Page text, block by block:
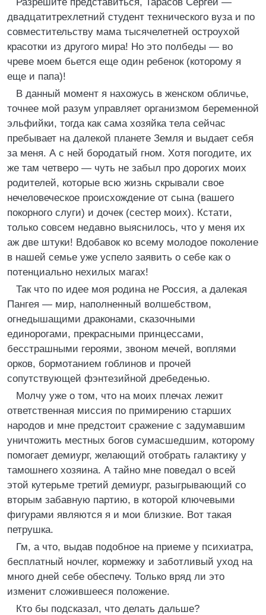
двадцатитрехлетний студент технического вуза и по
совместительству мама тысячелетней остроухой
красотки из другого мира! Но это полбеды — во
чреве моем бьется еще один ребенок (которому я
еще и папа)!
В данный момент я нахожусь в женском обличье,
точнее мой разум управляет организмом беременной
эльфийки, тогда как сама хозяйка тела сейчас
пребывает на далекой планете Земля и выдает себя
за меня. А с ней бородатый гном. Хотя погодите, их
же там четверо — чуть не забыл про дорогих моих
родителей, которые всю жизнь скрывали свое
нечеловеческое происхождение от сына (вашего
покорного слуги) и дочек (сестер моих). Кстати,
только совсем недавно выяснилось, что у меня их
аж две штуки! Вдобавок ко всему молодое поколение
в нашей семье уже успело заявить о себе как о
потенциально нехилых магах!
Так что по идее моя родина не Россия, а далекая
Пангея — мир, наполненный волшебством,
огнедышащими драконами, сказочными
единорогами, прекрасными принцессами,
бесстрашными героями, звоном мечей, воплями
орков, бормотанием гоблинов и прочей
сопутствующей фэнтезийной дребеденью.
Молчу уже о том, что на моих плечах лежит
ответственная миссия по примирению старших
народов и мне предстоит сражение с задумавшим
уничтожить местных богов сумасшедшим, которому
помогает демиург, желающий отобрать галактику у
тамошнего хозяина. А тайно мне поведал о всей
этой кутерьме третий демиург, разыгрывающий со
вторым забавную партию, в которой ключевыми
фигурами являются я и мои близкие. Вот такая
петрушка.
Гм, а что, выдав подобное на приеме у психиатра,
бесплатный ночлег, кормежку и заботливый уход на
много дней себе обеспечу. Только вряд ли это
изменит сложившееся положение.
Кто бы подсказал, что делать дальше?